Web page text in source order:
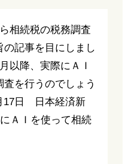
相続税の税務調査
記事を目にしまし
以降、実際にＡＩ
を行うのでしょう
17日 日本経済新
ＡＩを使って相続